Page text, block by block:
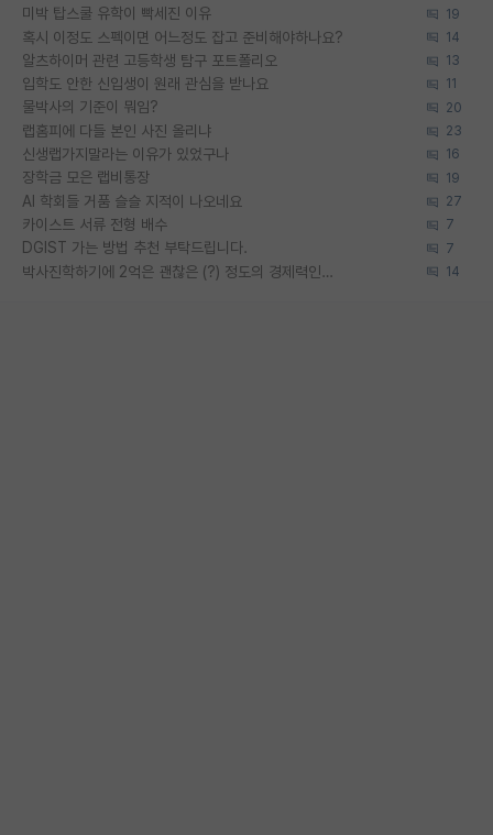
미박 탑스쿨 유학이 빡세진 이유 19
혹시 이정도 스펙이면 어느정도 잡고 준비해야하나요? 14
알츠하이머 관련 고등학생 탐구 포트폴리오 13
입학도 안한 신입생이 원래 관심을 받나요 11
물박사의 기준이 뭐임? 20
랩홈피에 다들 본인 사진 올리냐 23
신생랩가지말라는 이유가 있었구나 16
장학금 모은 랩비통장 19
AI 학회들 거품 슬슬 지적이 나오네요 27
카이스트 서류 전형 배수 7
DGIST 가는 방법 추천 부탁드립니다. 7
박사진학하기에 2억은 괜찮은 (?) 정도의 경제력인가요 14